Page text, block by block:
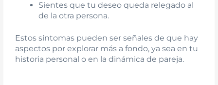
Sientes que tu deseo queda relegado al
de la otra persona.
Estos síntomas pueden ser señales de que hay
aspectos por explorar más a fondo, ya sea en tu
historia personal o en la dinámica de pareja.